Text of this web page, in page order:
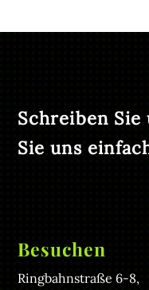
Schreiben
Sie uns
Besuchen
Ringbahnstraße 6-8,